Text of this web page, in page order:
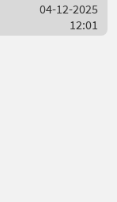
04-12-2025
12:01